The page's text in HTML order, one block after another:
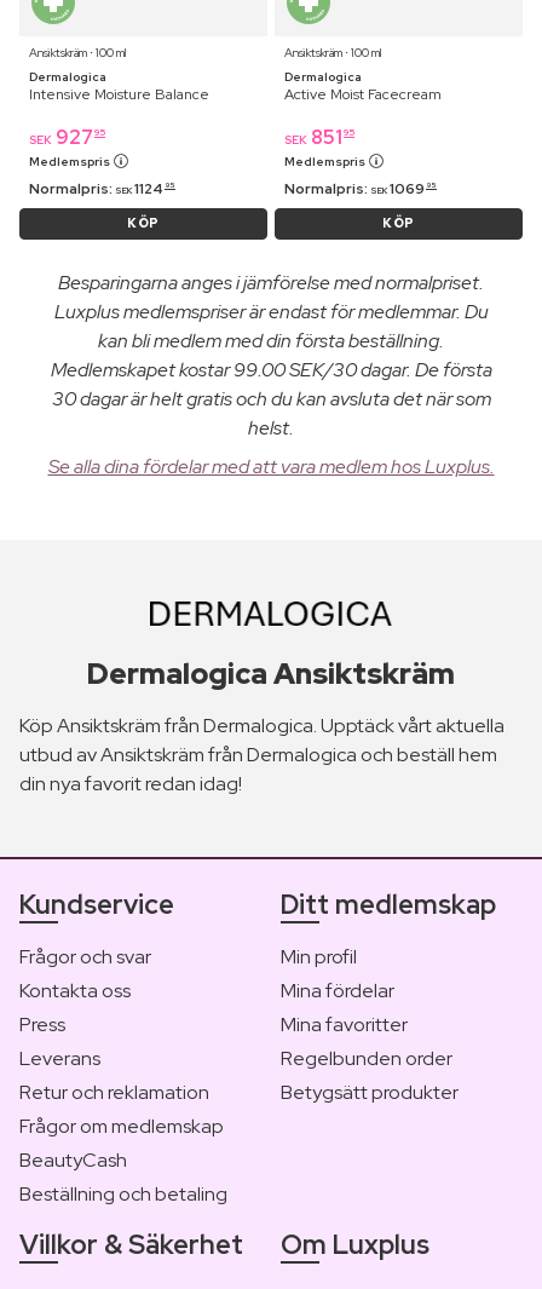
Ansiktskräm ⋅ 100 ml
Dermalogica
Intensive Moisture Balance
SEK 927 95
Medlemspris
Normalpris: SEK 1124 95
KÖP
Ansiktskräm ⋅ 100 ml
Dermalogica
Active Moist Facecream
SEK 851 95
Medlemspris
Normalpris: SEK 1069 95
KÖP
Besparingarna anges i jämförelse med normalpriset.
Luxplus medlemspriser är endast för medlemmar. Du
kan bli medlem med din första beställning.
Medlemskapet kostar 99.00 SEK/30 dagar. De första
30 dagar är helt gratis och du kan avsluta det när som
helst.
Se alla dina fördelar med att vara medlem hos Luxplus.
Dermalogica Ansiktskräm
Köp Ansiktskräm från Dermalogica. Upptäck vårt aktuella
utbud av Ansiktskräm från Dermalogica och beställ hem
din nya favorit redan idag!
Kundservice
Frågor och svar
Kontakta oss
Press
Leverans
Retur och reklamation
Frågor om medlemskap
BeautyCash
Beställning och betaling
Ditt medlemskap
Min profil
Mina fördelar
Mina favoritter
Regelbunden order
Betygsätt produkter
Villkor & Säkerhet Om Luxplus